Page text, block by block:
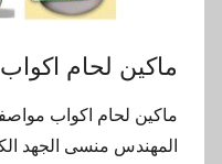
ماكين لحام اكواب